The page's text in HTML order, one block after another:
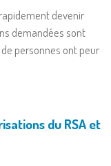
devenir
demandées sont
personnes ont peur
du RSA et